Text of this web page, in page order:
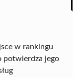
w rankingu
potwierdza jego